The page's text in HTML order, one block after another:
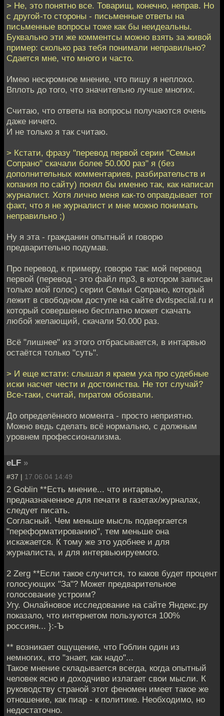
> Не, это понятно все. Товарищ, конечно, неправ. Но
с другой-то стороны - письменные ответы на
письменные вопросы тоже как бы неидеальны.
Буквально эти же комментсы можно взять за живой
пример: сколько раз тебя понимали неправильно?
Сдается мне, что много и часто.
Имею нескромное мнение, что пишу я неплохо.
Вплоть до того, что значительно лучше многих.
Считаю, что ответы на вопросы получаются очень
даже ничего.
И не только я так считаю.
> Кстати, фразу "перевод первой серии "Семьи
Сопрано" скачали более 50.000 раз" я (без
дополнительных комментариев, разбирательств и
копания по сайту) понял бы именно так, как написал
журналист. Хотя лично меня как-то оправдывает тот
факт, что я не журналист и мне можно понимать
неправильно ;)
Ну я эта - гражданин опытный и говорю
предварительно подумав.
Про перевод, к примеру, говорю так: мой перевод
первой (перевод - это файл mp3, в котором записан
только мой голос) серии Семьи Сопрано, который
лежит в свободном доступе на сайте dvdspecial.ru и
который совершенно бесплатно может скачать
любой желающий, скачали 50.000 раз.
Всё "лишнее" из этого отбрасывается, в интарвью
остаётся только "суть".
> И еще кстати: слышал я краем уха про судебные
иски насчет чести и достоинства. Не тот случай?
Все-таки, считай, пиратом обозвали.
До определённого момента - просто неприятно.
Можно ведь сделать всё нормально, с должным
уровнем профессионализма.
eLF »
#37 | 17.06.04 14:49
2 Goblin **Есть мнение... что интарвью,
предназначенное для печати в газетах/журналах,
следует писать.
Согласный. Чем меньше мысль подвергается
"переформатированию", тем меньше она
искажается. К тому же это удобнее и для
журналиста, и для интервьюируемого.
2 Zerg **Если такое случится, то каков будет процент
голосующих "За"? Может предварительное
голосование устроим?
Угу. Онлайновое исследование на сайте Яндекс.ру
показало, что интернетом пользуются 100%
россиян... }:-Ъ
** возникает ощущение, что Гоблин один из
немногих, кто "знает, как надо"...
Такое мнение складывается всегда, когда опытный
человек ясно и доходчиво излагает свои мысли. К
руководству страной этот феномен имеет такое же
отношение, как пиар - к политике. Необходимо, но
недостаточно.